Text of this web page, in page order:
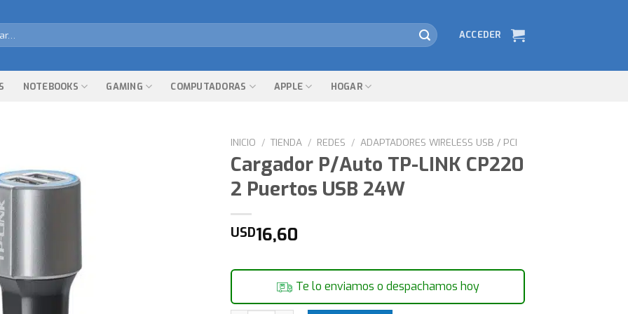
ACCEDER
NOTEBOOKS GAMING COMPUTADORAS APPLE HOGAR
INICIO / TIENDA / REDES / ADAPTADORES WIRELESS USB / PCI
Cargador P/Auto TP-LINK CP220
2 Puertos USB 24W
USD16,60
Te lo enviamos o despachamos hoy